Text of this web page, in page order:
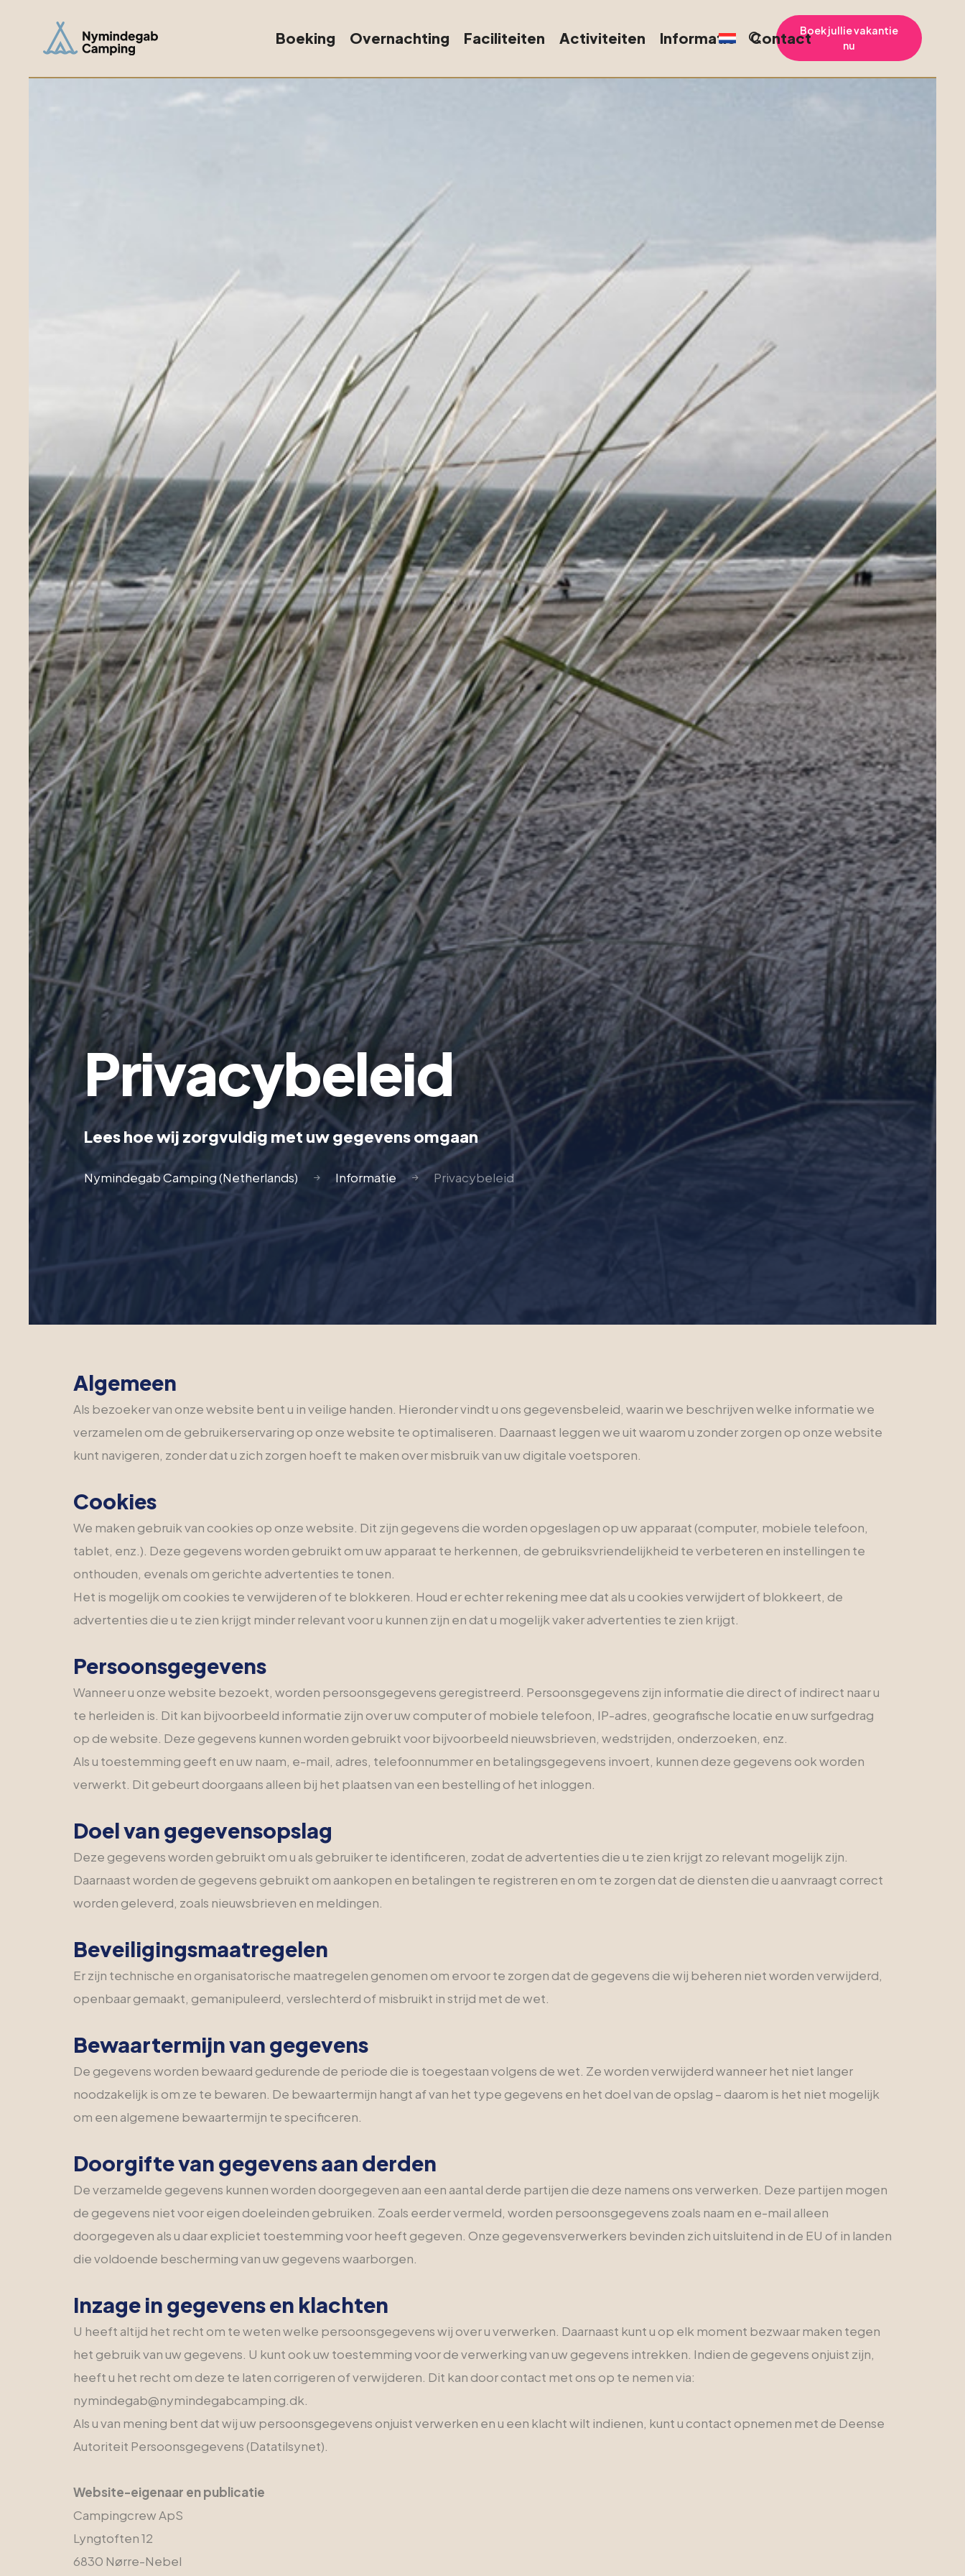
Boeking Overnachting Faciliteiten Activiteiten Informatie ContactBoek jullie vakantie
nu
Privacybeleid
Lees hoe wij zorgvuldig met uw gegevens omgaan
Nymindegab Camping (Netherlands) Informatie Privacybeleid
Algemeen
Als bezoeker van onze website bent u in veilige handen. Hieronder vindt u ons gegevensbeleid, waarin we beschrijven welke informatie we
verzamelen om de gebruikerservaring op onze website te optimaliseren. Daarnaast leggen we uit waarom u zonder zorgen op onze website
kunt navigeren, zonder dat u zich zorgen hoeft te maken over misbruik van uw digitale voetsporen.
Cookies
We maken gebruik van cookies op onze website. Dit zijn gegevens die worden opgeslagen op uw apparaat (computer, mobiele telefoon,
tablet, enz.). Deze gegevens worden gebruikt om uw apparaat te herkennen, de gebruiksvriendelijkheid te verbeteren en instellingen te
onthouden, evenals om gerichte advertenties te tonen.
Het is mogelijk om cookies te verwijderen of te blokkeren. Houd er echter rekening mee dat als u cookies verwijdert of blokkeert, de
advertenties die u te zien krijgt minder relevant voor u kunnen zijn en dat u mogelijk vaker advertenties te zien krijgt.
Persoonsgegevens
Wanneer u onze website bezoekt, worden persoonsgegevens geregistreerd. Persoonsgegevens zijn informatie die direct of indirect naar u
te herleiden is. Dit kan bijvoorbeeld informatie zijn over uw computer of mobiele telefoon, IP-adres, geografische locatie en uw surfgedrag
op de website. Deze gegevens kunnen worden gebruikt voor bijvoorbeeld nieuwsbrieven, wedstrijden, onderzoeken, enz.
Als u toestemming geeft en uw naam, e-mail, adres, telefoonnummer en betalingsgegevens invoert, kunnen deze gegevens ook worden
verwerkt. Dit gebeurt doorgaans alleen bij het plaatsen van een bestelling of het inloggen.
Doel van gegevensopslag
Deze gegevens worden gebruikt om u als gebruiker te identificeren, zodat de advertenties die u te zien krijgt zo relevant mogelijk zijn.
Daarnaast worden de gegevens gebruikt om aankopen en betalingen te registreren en om te zorgen dat de diensten die u aanvraagt correct
worden geleverd, zoals nieuwsbrieven en meldingen.
Beveiligingsmaatregelen
Er zijn technische en organisatorische maatregelen genomen om ervoor te zorgen dat de gegevens die wij beheren niet worden verwijderd,
openbaar gemaakt, gemanipuleerd, verslechterd of misbruikt in strijd met de wet.
Bewaartermijn van gegevens
De gegevens worden bewaard gedurende de periode die is toegestaan volgens de wet. Ze worden verwijderd wanneer het niet langer
noodzakelijk is om ze te bewaren. De bewaartermijn hangt af van het type gegevens en het doel van de opslag – daarom is het niet mogelijk
om een algemene bewaartermijn te specificeren.
Doorgifte van gegevens aan derden
De verzamelde gegevens kunnen worden doorgegeven aan een aantal derde partijen die deze namens ons verwerken. Deze partijen mogen
de gegevens niet voor eigen doeleinden gebruiken. Zoals eerder vermeld, worden persoonsgegevens zoals naam en e-mail alleen
doorgegeven als u daar expliciet toestemming voor heeft gegeven. Onze gegevensverwerkers bevinden zich uitsluitend in de EU of in landen
die voldoende bescherming van uw gegevens waarborgen.
Inzage in gegevens en klachten
U heeft altijd het recht om te weten welke persoonsgegevens wij over u verwerken. Daarnaast kunt u op elk moment bezwaar maken tegen
het gebruik van uw gegevens. U kunt ook uw toestemming voor de verwerking van uw gegevens intrekken. Indien de gegevens onjuist zijn,
heeft u het recht om deze te laten corrigeren of verwijderen. Dit kan door contact met ons op te nemen via:
nymindegab@nymindegabcamping.dk.
Als u van mening bent dat wij uw persoonsgegevens onjuist verwerken en u een klacht wilt indienen, kunt u contact opnemen met de Deense
Autoriteit Persoonsgegevens (Datatilsynet).
Website-eigenaar en publicatie
Campingcrew ApS
Lyngtoften 12
6830 Nørre-Nebel